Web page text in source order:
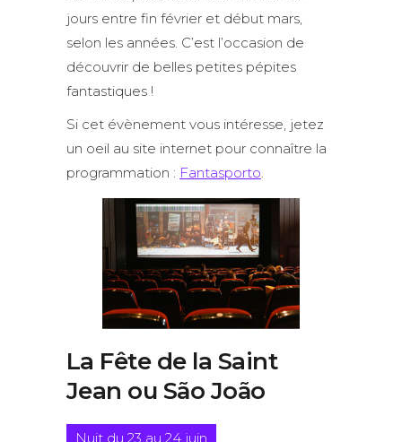
jours entre fin février et début mars,
selon les années. C’est l’occasion de
découvrir de belles petites pépites
fantastiques !
Si cet évènement vous intéresse, jetez
un oeil au site internet pour connaître la
programmation : Fantasporto
La Fête de la Saint
Jean ou São João
Nuit du 23 au 24 juin